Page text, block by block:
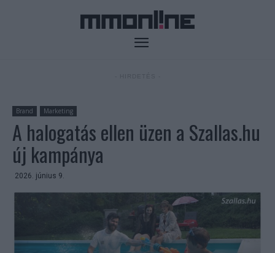
Brand Marketing
A halogatás ellen üzen a Szallas.hu
új kampánya
2026. június 9.